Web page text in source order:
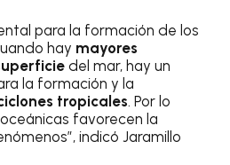
para la formación de los
hay mayores
del mar, hay un
la formación y la
tropicales. Por lo
favorecen la
indicó Jaramillo